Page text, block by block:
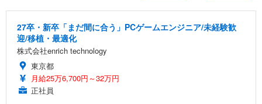
27卒・新卒「まだ間に合う」PCゲームエンジニア/未経験歓
迎/移植・最適化
株式会社enrich technology
東京都
月給25万6,700円～32万円
正社員